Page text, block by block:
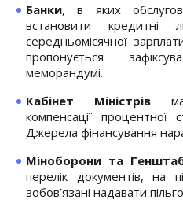
Банки, в яких
встановити кредитні
середньомісячної
пропонується
меморандумі.
Кабінет Міністрівмає
компенсації процентної
Джерела фінансування
Міноборони та
перелік документів, на
зобов’язані надавати